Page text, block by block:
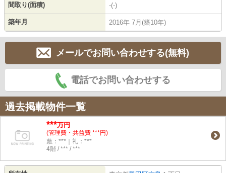
間取り(面積) -(-)
築年月 2016年 7月(築10年)
メールでお問い合わせする(無料)
電話でお問い合わせする
過去掲載物件一覧
***万円
(管理費・共益費 ***円)
敷：***｜礼：***
4階 / *** / ***